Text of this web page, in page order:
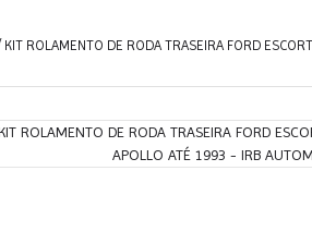
KIT ROLAMENTO DE RODA TRASEIRA FORD